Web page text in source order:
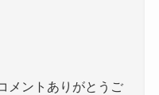
メントありがとうご